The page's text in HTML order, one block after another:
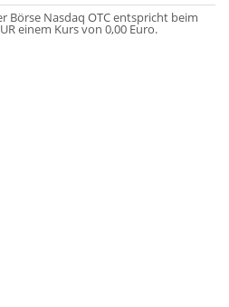
Börse Nasdaq OTC entspricht beim
einem Kurs von 0,00 Euro.